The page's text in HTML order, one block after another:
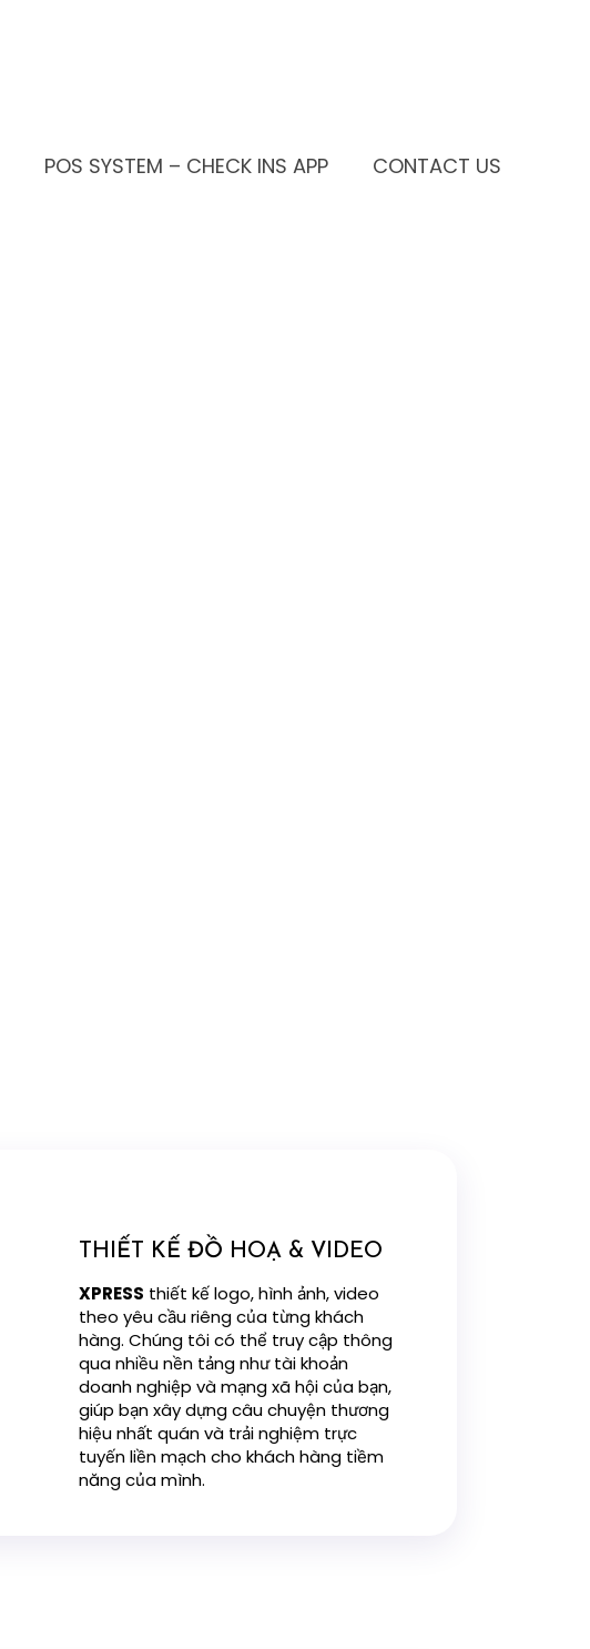
POS SYSTEM – CHECK INS APP CONTACT US
THIẾT KẾ ĐỒ HOẠ & VIDEO
XPRESS thiết kế logo, hình ảnh, video
theo yêu cầu riêng của từng khách
hàng. Chúng tôi có thể truy cập thông
qua nhiều nền tảng như tài khoản
doanh nghiệp và mạng xã hội của bạn,
giúp bạn xây dựng câu chuyện thương
hiệu nhất quán và trải nghiệm trực
tuyến liền mạch cho khách hàng tiềm
năng của mình.